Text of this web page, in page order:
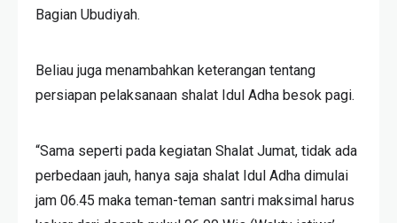
Bagian Ubudiyah.
Beliau juga menambahkan keterangan tentang
persiapan pelaksanaan shalat Idul Adha besok pagi.
“Sama seperti pada kegiatan Shalat Jumat, tidak ada
perbedaan jauh, hanya saja shalat Idul Adha dimulai
jam 06.45 maka teman-teman santri maksimal harus